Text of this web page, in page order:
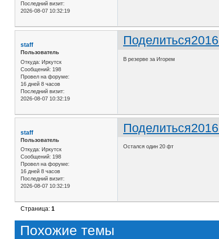
Последний визит:
2026-08-07 10:32:19
Поделиться
staff
Пользователь
Откуда: Иркутск
Сообщений: 198
Провел на форуме:
16 дней 8 часов
Последний визит:
2026-08-07 10:32:19
В резерве за Игорем
Поделиться
staff
Пользователь
Откуда: Иркутск
Сообщений: 198
Провел на форуме:
16 дней 8 часов
Последний визит:
2026-08-07 10:32:19
Остался один 20 фт
Страница:1
Похожие темы